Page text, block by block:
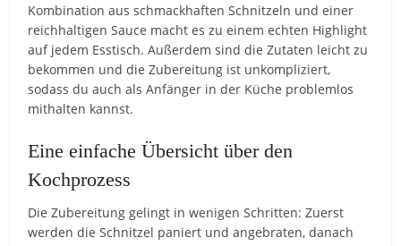
Kombination aus schmackhaften Schnitzeln und einer
reichhaltigen Sauce macht es zu einem echten Highlight
auf jedem Esstisch. Außerdem sind die Zutaten leicht zu
bekommen und die Zubereitung ist unkompliziert,
sodass du auch als Anfänger in der Küche problemlos
mithalten kannst.
Eine einfache Übersicht über den
Kochprozess
Die Zubereitung gelingt in wenigen Schritten: Zuerst
werden die Schnitzel paniert und angebraten, danach